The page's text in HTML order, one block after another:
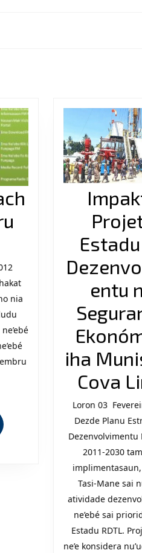
nia
entu
iha
Cova
Loron 03
Dezde Planu
Dezenvolvimentu
2011-2030
Tasi-Mane sai
atividade
ne’ebé sai
Estadu RDTL.
ne’e konsidera